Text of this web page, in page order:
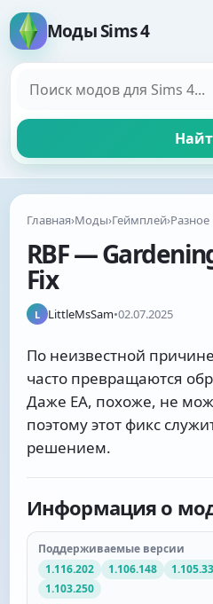
Моды Sims 4
Главная›Моды›Геймплей›Разное
RBF —
Fix
L LittleMsSam•02.07.2025
По неизвестной
часто превращаются
Даже EA, похоже, не
поэтому этот фикс
решением.
Информация о
Поддерживаемые версии
1.116.202
1.106.148
1.103.250